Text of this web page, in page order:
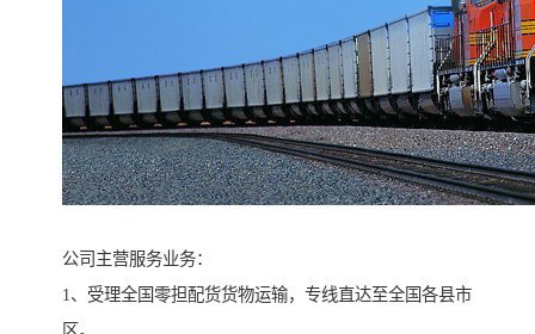
公司主营服务业务：
1、受理全国零担配货货物运输，专线直达至全国各县市